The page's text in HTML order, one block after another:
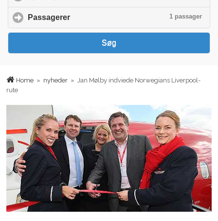
Home » nyheder » Jan Mølby indviede Norwegians Liverpool-
rute